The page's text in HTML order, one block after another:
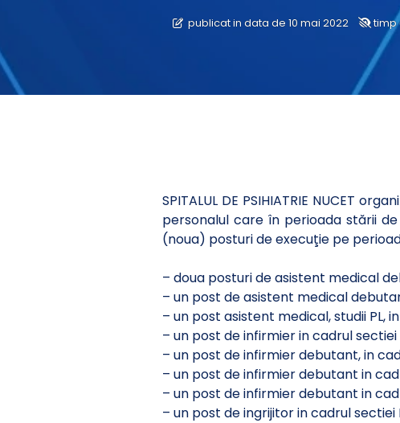
publicat in data de 10 mai 2022 timp
SPITALUL DE PSIHIATRIE NUCET
personalul care în perioada stării
(noua) posturi de execuţie pe
– doua posturi de asistent medical
– un post de asistent medical
– un post asistent medical, studii PL,
– un post de infirmier in cadrul sectiei
– un post de infirmier debutant, in
– un post de infirmier debutant in
– un post de infirmier debutant in
– un post de ingrijitor in cadrul sectiei